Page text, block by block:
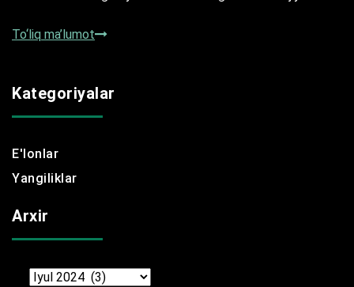
To‘liq ma’lumot
Kategoriyalar
E'lonlar
Yangiliklar
Arxir
Arxir